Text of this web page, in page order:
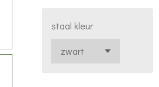
staal kleur